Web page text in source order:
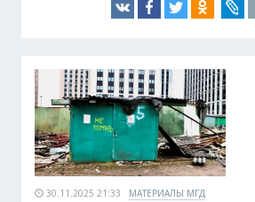
30.11.2025 21:33 МАТЕРИАЛЫ МГД